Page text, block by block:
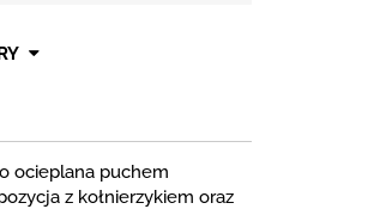
ocieplana puchem
z kołnierzykiem oraz